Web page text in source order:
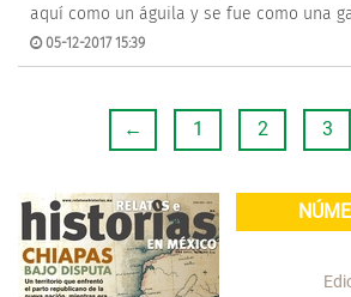
aquí como un águila y se fue como una
05-12-2017 15:39
← 1 2 3